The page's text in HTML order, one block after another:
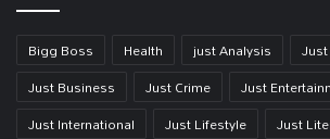
Bigg Boss Health just Analysis
Just Business
Just Crime
Just
Just International
Just Lifestyle
Just